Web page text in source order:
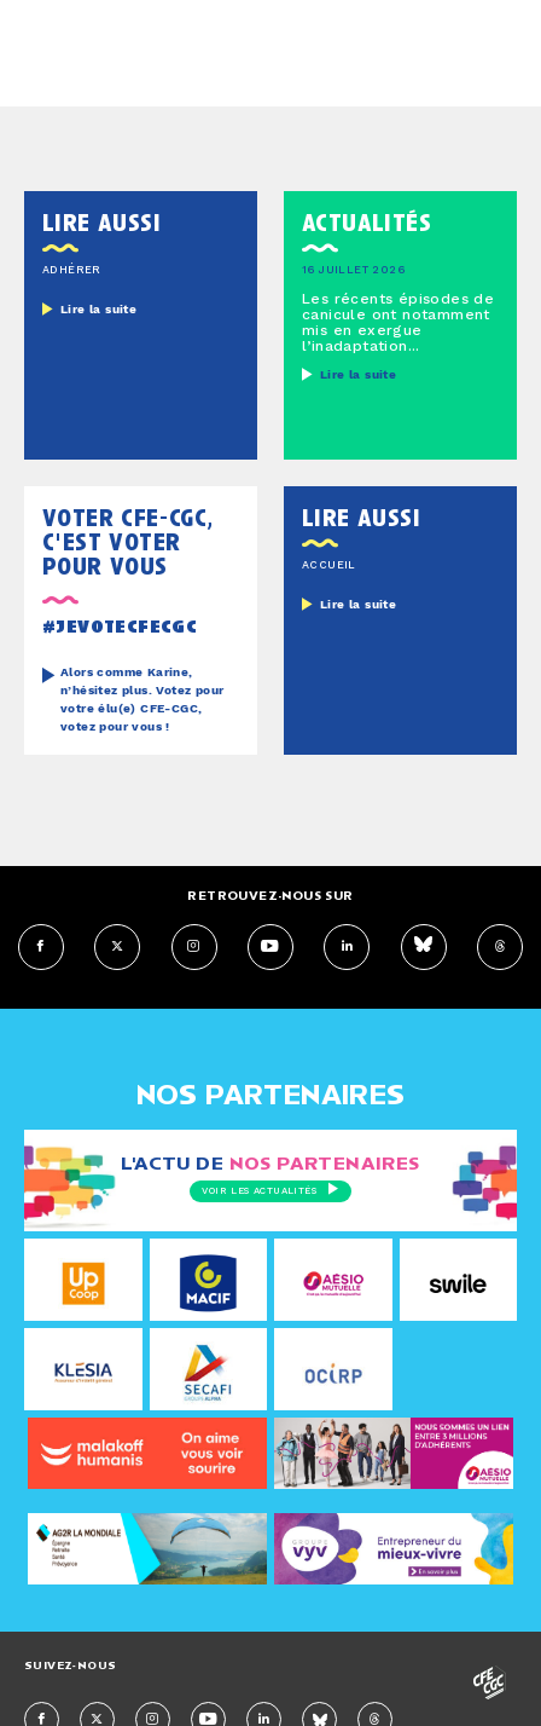
lire aussi
ADHÉRER
Lire la suite
actualités
16 JUILLET 2026
Les récents épisodes de
canicule ont notamment
mis en exergue
l’inadaptation...
Lire la suite
voter cfe-cgc,
c'est voter
pour vous
#jevotecfecgc
Alors comme Karine,
n’hésitez plus. Votez pour
votre élu(e) CFE-CGC,
votez pour vous !
lire aussi
ACCUEIL
Lire la suite
RETROUVEZ-NOUS SUR
NOS PARTENAIRES
L'ACTU DE NOS PARTENAIRES
VOIR LES ACTUALITÉS
SUIVEZ-NOUS